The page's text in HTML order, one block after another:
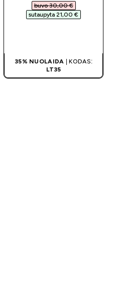
buvo 30,00 €‎
sutaupyta 21,00 €‎
35% NUOLAIDA | KODAS:
LT35